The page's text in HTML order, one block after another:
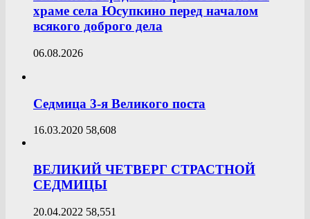
храме села Юсупкино перед началом
всякого доброго дела
06.08.2026
Седмица 3-я Великого поста
16.03.2020 58,608
ВЕЛИКИЙ ЧЕТВЕРГ СТРАСТНОЙ
СЕДМИЦЫ
20.04.2022 58,551